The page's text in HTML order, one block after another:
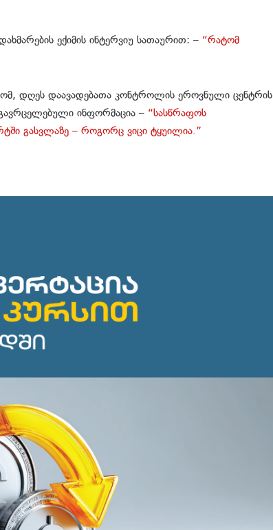
ექიმის ინტერვიუ სათაურით: – “რატომ
დღეს დაავადებათა კონტროლის ეროვნული ცენტრის
ინფორმაცია – “სასწრაფოს
გასვლაზე – როგორც ვიცი ტყუილია.”